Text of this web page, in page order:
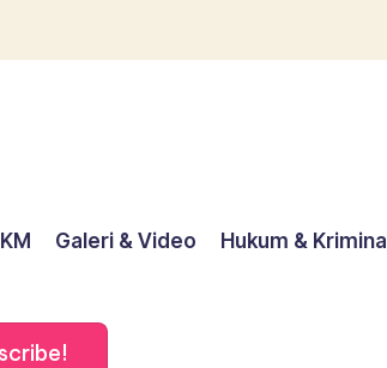
Galeri & Video Hukum & Kriminal